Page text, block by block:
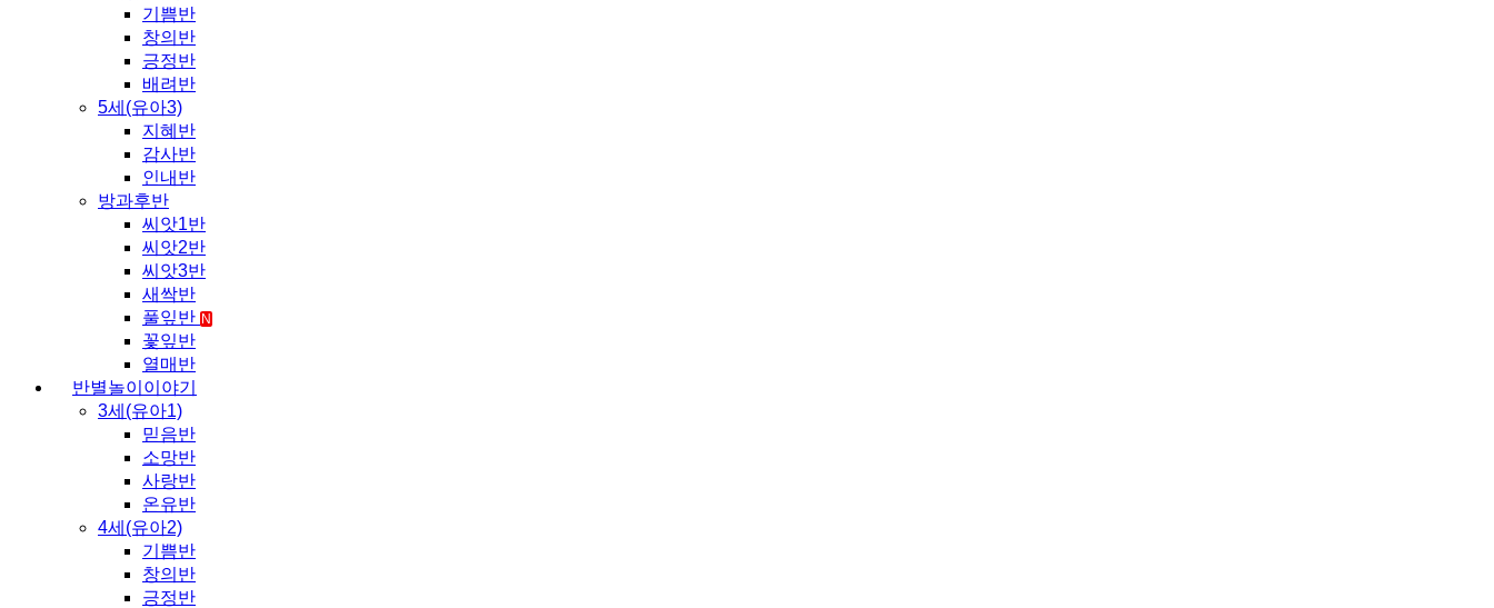
기쁨반
창의반
긍정반
배려반
5세(유아3)
지혜반
감사반
인내반
방과후반
씨앗1반
씨앗2반
씨앗3반
새싹반
풀잎반 N
꽃잎반
열매반
반별놀이이야기
3세(유아1)
믿음반
소망반
사랑반
온유반
4세(유아2)
기쁨반
창의반
긍정반